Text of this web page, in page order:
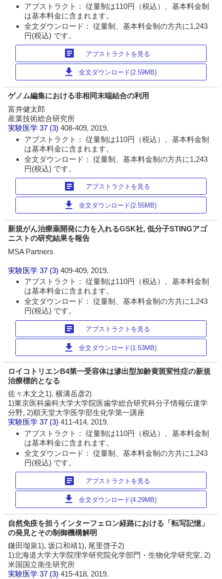
アブストラクト： 従量制は110円（税込）、基本料金制
は基本料金に含まれます。
全文ダウンロード： 従量制、基本料金制の方共に1,243
円(税込) です。
article アブストラクトを見る
download 全文ダウンロード(2.59MB)
ゲノム編集における非相同末端結合の利用
富井健太郎
産業技術総合研究所
実験医学 37 (3)408-409, 2019.
アブストラクト： 従量制は110円（税込）、基本料金制
は基本料金に含まれます。
全文ダウンロード： 従量制、基本料金制の方共に1,243
円(税込) です。
article アブストラクトを見る
download 全文ダウンロード(2.55MB)
新規がん治療薬開発に力を入れるGSK社, 低分子STINGアゴ
ニストの研究結果を報告
MSA Partners
実験医学 37 (3)409-409, 2019.
アブストラクト： 従量制は110円（税込）、基本料金制
は基本料金に含まれます。
全文ダウンロード： 従量制、基本料金制の方共に1,243
円(税込) です。
article アブストラクトを見る
download 全文ダウンロード(1.53MB)
ロイコトリエンB4第一受容体は滲出型加齢黄斑変性症の新規
治療標的となる
佐々木文之1), 横溝岳彦2)
1)東京医科歯科大学大学院医歯学総合研究科分子情報伝達学
分野, 2)順天堂大学医学部生化学第一講座
実験医学 37 (3)411-414, 2019.
アブストラクト： 従量制は110円（税込）、基本料金制
は基本料金に含まれます。
全文ダウンロード： 従量制、基本料金制の方共に1,243
円(税込) です。
article アブストラクトを見る
download 全文ダウンロード(4.29MB)
自然免疫を担うインターフェロン経路における「転写記憶」
の発見とその制御機構解明
鎌田瑠泉1), 坂口和靖1), 尾里啓子2)
1)北海道大学大学院理学研究院化学部門・生物化学研究室, 2)
米国国立衛生研究所
実験医学 37 (3)415-418, 2019.